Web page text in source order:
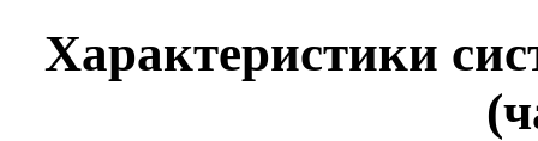
Характеристики